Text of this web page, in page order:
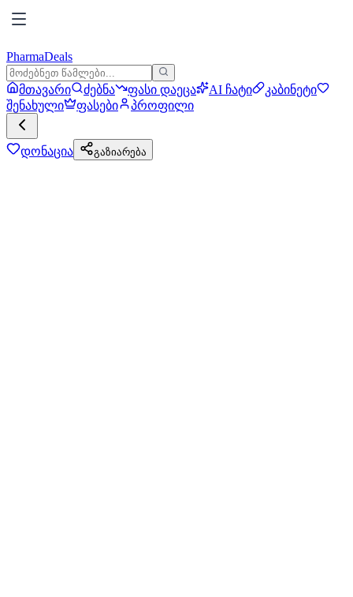
PharmaDeals
მთავარი ძებნა ფასი დაეცა AI ჩატი
კაბინეტი
შენახული
ფასები პროფილი
დონაცია გაზიარება